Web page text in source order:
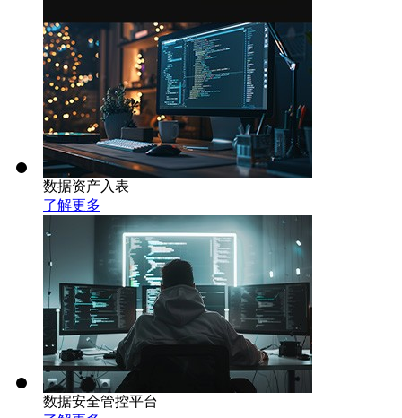
数据资产入表
了解更多
数据安全管控平台